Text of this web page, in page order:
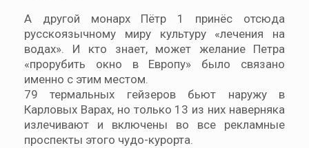
А другой монарх Пётр 1 принёс отсюда
русскоязычному миру культуру «лечения на
водах». И кто знает, может желание Петра
«прорубить окно в Европу» было связано
именно с этим местом.
79 термальных гейзеров бьют наружу в
Карловых Варах, но только 13 из них наверняка
излечивают и включены во все рекламные
проспекты этого чудо-курорта.